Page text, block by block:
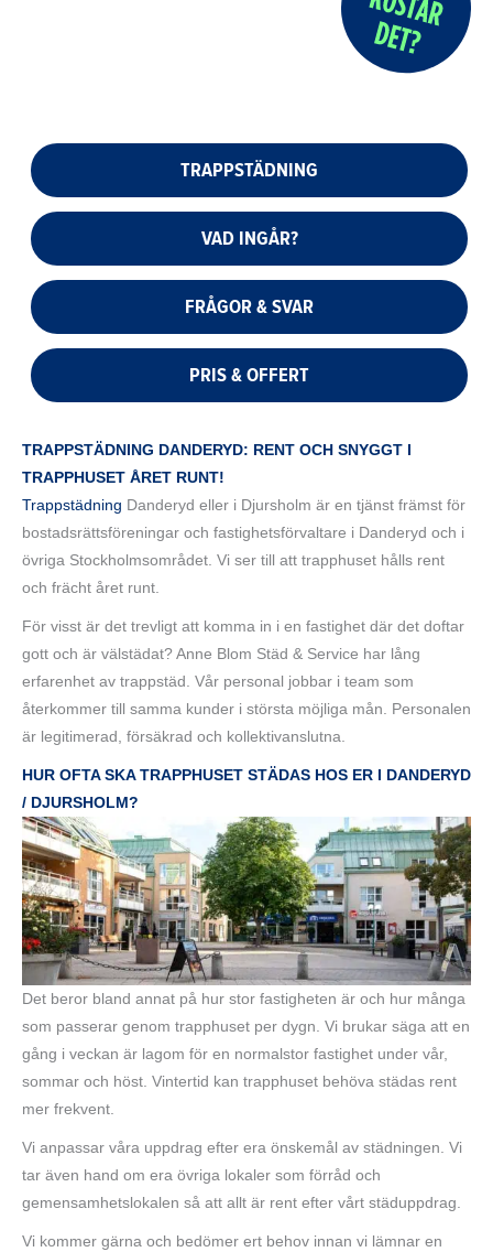
TRAPPSTÄDNING
VAD INGÅR?
FRÅGOR & SVAR
PRIS & OFFERT
TRAPPSTÄDNING DANDERYD: RENT OCH SNYGGT I
TRAPPHUSET ÅRET RUNT!
Trappstädning Danderyd eller i Djursholm är en tjänst främst för
bostadsrättsföreningar och fastighetsförvaltare i Danderyd och i
övriga Stockholmsområdet. Vi ser till att trapphuset hålls rent
och frächt året runt.
För visst är det trevligt att komma in i en fastighet där det doftar
gott och är välstädat? Anne Blom Städ & Service har lång
erfarenhet av trappstäd. Vår personal jobbar i team som
återkommer till samma kunder i största möjliga mån. Personalen
är legitimerad, försäkrad och kollektivanslutna.
HUR OFTA SKA TRAPPHUSET STÄDAS HOS ER I DANDERYD
/ DJURSHOLM?
Det beror bland annat på hur stor fastigheten är och hur många
som passerar genom trapphuset per dygn. Vi brukar säga att en
gång i veckan är lagom för en normalstor fastighet under vår,
sommar och höst. Vintertid kan trapphuset behöva städas rent
mer frekvent.
Vi anpassar våra uppdrag efter era önskemål av städningen. Vi
tar även hand om era övriga lokaler som förråd och
gemensamhetslokalen så att allt är rent efter vårt städuppdrag.
Vi kommer gärna och bedömer ert behov innan vi lämnar en